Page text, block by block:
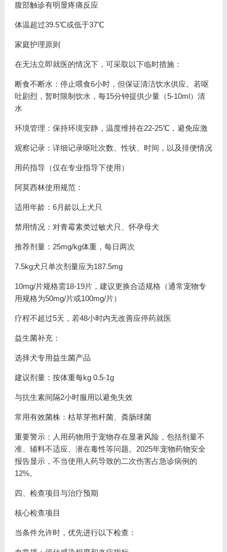
腹部触诊有明显疼痛反应
体温超过39.5℃或低于37℃
家庭护理原则
在无法立即就医的情况下，可采取以下临时措施：
断食不断水：停止喂食6小时，但保证清洁饮水供应。若呕
吐剧烈，暂时限制饮水，每15分钟提供少量（5-10ml）清
水
环境管理：保持环境安静，温度维持在22-25℃，避免应激
观察记录：详细记录呕吐次数、性状、时间，以及排便情况
用药指导（仅在专业指导下使用）
阿莫西林使用规范：
适用年龄：6月龄以上犬只
禁用情况：对青霉素类过敏犬只、怀孕母犬
推荐剂量：25mg/kg体重，每日两次
7.5kg犬只单次剂量应为187.5mg
10mg/片规格需18-19片，建议更换合适规格（通常宠物专
用规格为50mg/片或100mg/片）
疗程不超过5天，若48小时内无改善应停药就医
益生菌补充：
选择犬专用益生菌产品
建议剂量：按体重每kg 0.5-1g
与抗生素间隔2小时服用以避免失效
常用有效菌株：枯草芽孢杆菌、粪肠球菌
重要警示：人用药物用于宠物存在显著风险，包括剂量不
准、辅料不适应、潜在毒性等问题。2025年宠物药物安全
报告显示，不当使用人药导致的二次伤害占急诊病例的
12%。
四、检查项目与治疗预期
核心检查项目
当条件允许时，优先进行以下检查：